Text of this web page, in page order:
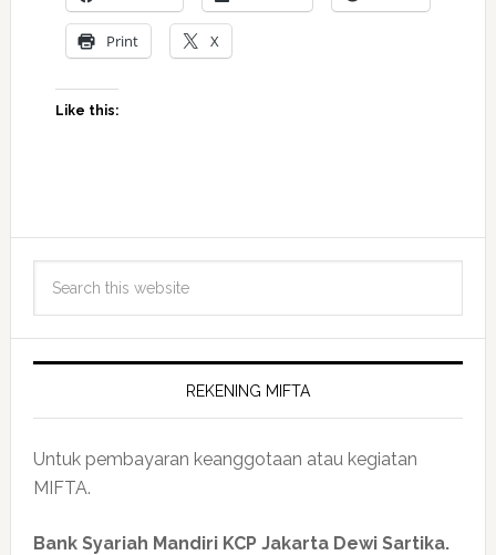
Print X
Like this:
REKENING MIFTA
Untuk pembayaran keanggotaan atau kegiatan
MIFTA.
Bank Syariah Mandiri KCP Jakarta Dewi Sartika.